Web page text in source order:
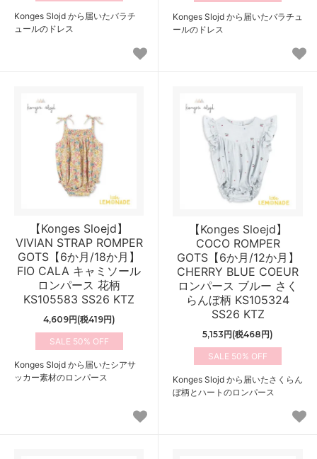
Konges Slojd から届いたバラチ
ュールのドレス
Konges Slojd から届いたバラチュ
ールのドレス
【Konges Sloejd】
VIVIAN STRAP ROMPER
GOTS【6か月/18か月】
FIO CALA キャミソール
ロンパース 花柄
KS105583 SS26 KTZ
4,609円(税419円)
50%
Konges Slojd から届いたシアサ
ッカー素材のロンパース
【Konges Sloejd】
COCO ROMPER
GOTS【6か月/12か月】
CHERRY BLUE COEUR
ロンパース ブルー さく
らんぼ柄 KS105324
SS26 KTZ
5,153円(税468円)
50%
Konges Slojd から届いたさくらん
ぼ柄とハートのロンパース